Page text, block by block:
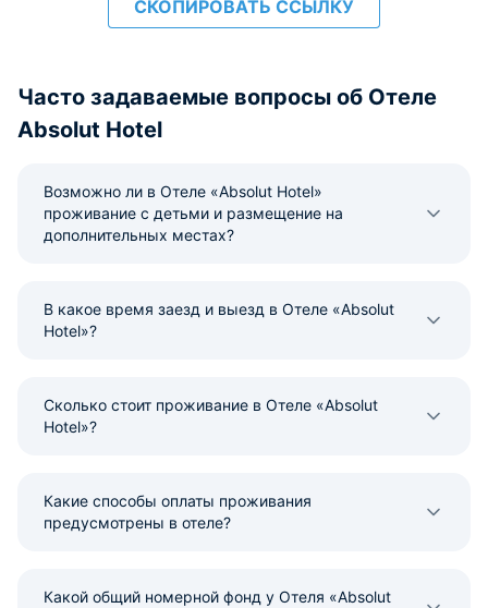
СКОПИРОВАТЬ ССЫЛКУ
Часто задаваемые вопросы об Отеле
Absolut Hotel
Возможно ли в Отеле «Absolut Hotel»
проживание с детьми и размещение на
дополнительных местах?
В какое время заезд и выезд в Отеле «Absolut
Hotel»?
Сколько стоит проживание в Отеле «Absolut
Hotel»?
Какие способы оплаты проживания
предусмотрены в отеле?
Какой общий номерной фонд у Отеля «Absolut